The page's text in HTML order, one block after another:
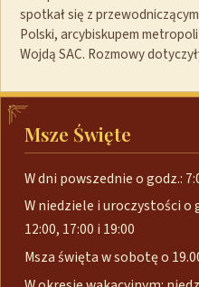
spotkał się z
Polski, arcybiskupem
Wojdą SAC. Rozmowy
Msze Święte
W dni powszednie o godz.:
W niedziele i uroczystości o
12:00, 17:00 i 19:00
Msza święta w sobotę o